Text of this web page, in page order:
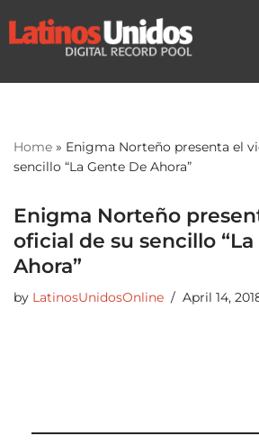
Skip
Home » Enigma Norteño presenta el
sencillo “La Gente De Ahora”
Enigma Norteño
oficial de su sencillo
Ahora”
by LatinosUnidosOnline April 14,